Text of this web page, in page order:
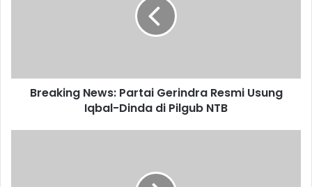
Breaking News: Partai Gerindra Resmi Usung
Iqbal-Dinda di Pilgub NTB